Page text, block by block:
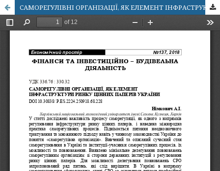
САМОРЕГУЛІВНІ ОРГАНІЗАЦІЇ, ЯК ЕЛЕМЕНТ ІНФРАСТРУКТУРИ РИНКУ ЦІННИХ ПАПЕРІВ УКРАЇНИ